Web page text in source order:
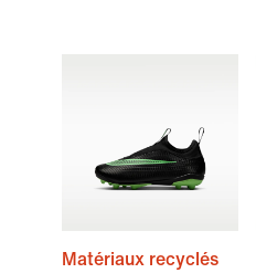
Matériaux recyclés